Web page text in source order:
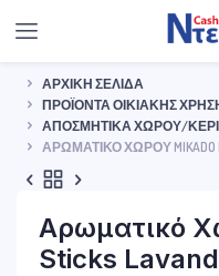
ΑΡΧΙΚΉ ΣΕΛΊΔΑ
ΠΡΟΪΌΝΤΑ ΟΙΚΙΑΚΉΣ
ΑΠΟΣΜΗΤΙΚΆ ΧΏΡΟΥ/
ΑΡΩΜΑΤΙΚΌ ΧΏΡΟΥ MIKADO
Αρωματικό
Sticks